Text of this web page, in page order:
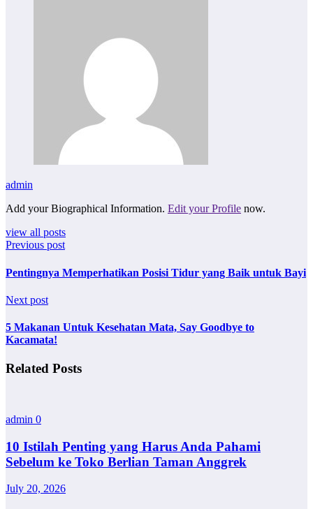
admin
Add your Biographical Information. Edit your Profile now.
view all posts
Previous post
Pentingnya Memperhatikan Posisi Tidur yang Baik untuk Bayi
Next post
5 Makanan Untuk Kesehatan Mata, Say Goodbye to
Kacamata!
Related Posts
admin 0
10 Istilah Penting yang Harus Anda Pahami
Sebelum ke Toko Berlian Taman Anggrek
July 20, 2026